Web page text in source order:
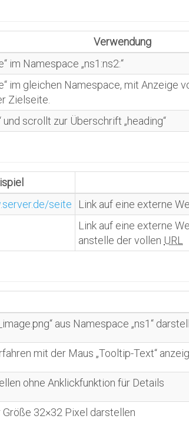
Verwendung
im Namespace „ns1:ns2:“
im gleichen Namespace, mit Anzeige
Zielseite.
scrollt zur Überschrift „heading“
seite Link auf eine externe
Link auf eine externe
anstelle der vollen URL
aus Namespace „ns1“
mit der Maus „Tooltip-Text“
ohne Anklickfunktion für Details
Größe 32×32 Pixel darstellen